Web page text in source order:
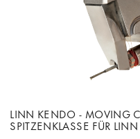
LINN KENDO - MOVING
SPITZENKLASSE FÜR LINN